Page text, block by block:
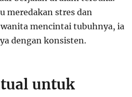
meredakan stres dan
mencintai tubuhnya, ia
dengan konsisten.
untuk